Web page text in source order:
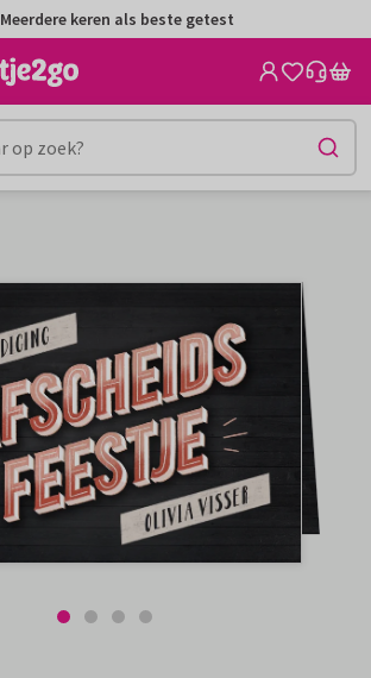
Meerdere keren als beste getest